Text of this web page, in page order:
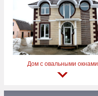
Дом с овальными окнами